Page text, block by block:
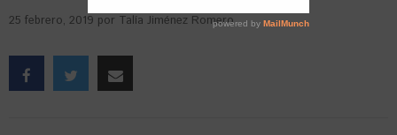
25 febrero, 2019 por Talía Jiménez Romero